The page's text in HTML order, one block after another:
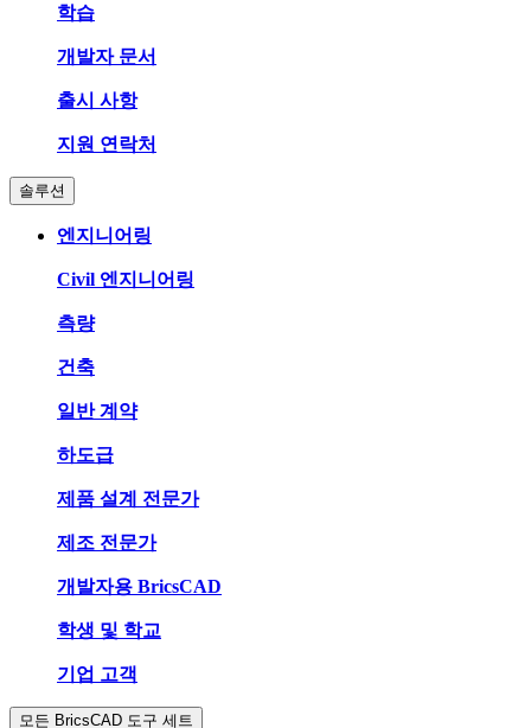
학습
개발자 문서
출시 사항
지원 연락처
솔루션
엔지니어링
Civil 엔지니어링
측량
건축
일반 계약
하도급
제품 설계 전문가
제조 전문가
개발자용 BricsCAD
학생 및 학교
기업 고객
모든 BricsCAD 도구 세트